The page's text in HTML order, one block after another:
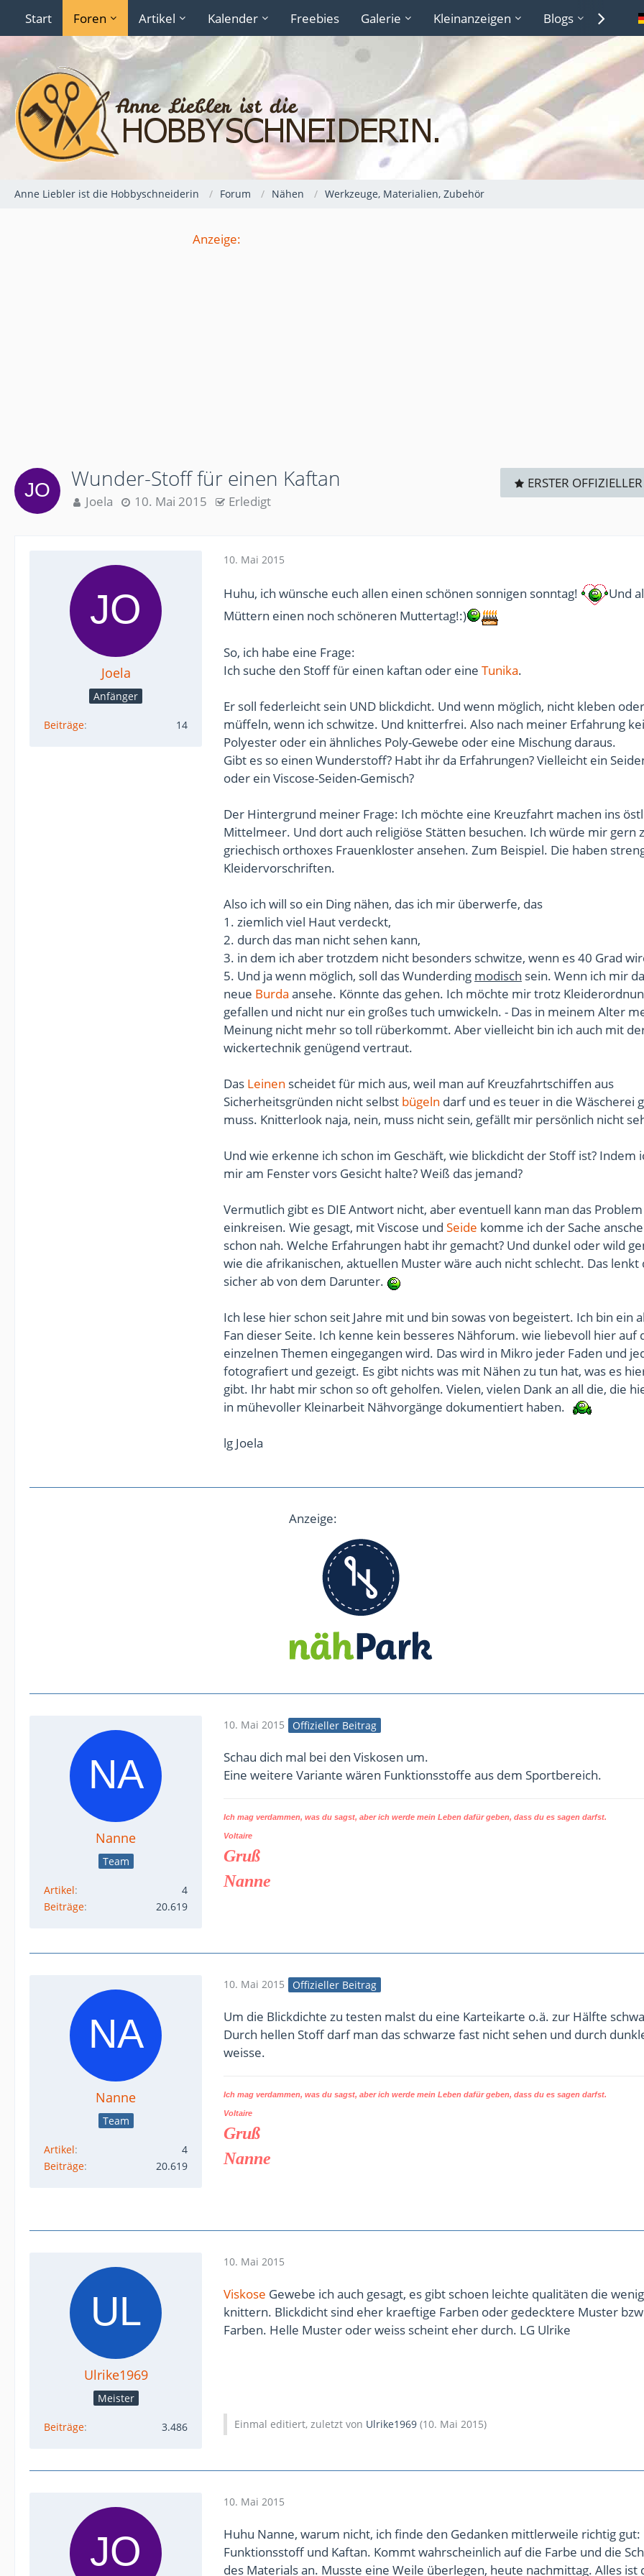
Start Foren Artikel Kalender Freebies Galerie Kleinanzeigen Blogs
Anne Liebler ist die Hobbyschneiderin Forum Nähen Werkzeuge, Materialien, Zubehör
Anzeige:
Wunder-Stoff für einen Kaftan
Joela 10. Mai 2015 Erledigt
ERSTER
Joela
Anfänger
Beiträge 14
10. Mai 2015
Huhu, ich wünsche euch allen einen schönen sonnigen sonntag!
Und
Müttern einen noch schöneren Muttertag!:)
So, ich habe eine Frage:
Ich suche den Stoff für einen kaftan oder eine Tunika.
Er soll federleicht sein UND blickdicht. Und wenn möglich, nicht kleben
müffeln, wenn ich schwitze. Und knitterfrei. Also nach meiner Erfahrung
Polyester oder ein ähnliches Poly-Gewebe oder eine Mischung daraus.
Gibt es so einen Wunderstoff? Habt ihr da Erfahrungen? Vielleicht ein
oder ein Viscose-Seiden-Gemisch?
Der Hintergrund meiner Frage: Ich möchte eine Kreuzfahrt machen ins
Mittelmeer. Und dort auch religiöse Stätten besuchen. Ich würde mir gern
griechisch orthoxes Frauenkloster ansehen. Zum Beispiel. Die haben
Kleidervorschriften.
Also ich will so ein Ding nähen, das ich mir überwerfe, das
1. ziemlich viel Haut verdeckt,
2. durch das man nicht sehen kann,
3. in dem ich aber trotzdem nicht besonders schwitze, wenn es 40 Grad
5. Und ja wenn möglich, soll das Wunderding modisch sein. Wenn ich mir
neue Burda ansehe. Könnte das gehen. Ich möchte mir trotz
gefallen und nicht nur ein großes tuch umwickeln. - Das in meinem Alter
Meinung nicht mehr so toll rüberkommt. Aber vielleicht bin ich auch mit
wickertechnik genügend vertraut.
Das Leinen scheidet für mich aus, weil man auf Kreuzfahrtschiffen aus
Sicherheitsgründen nicht selbst bügeln darf und es teuer in die Wäscherei
muss. Knitterlook naja, nein, muss nicht sein, gefällt mir persönlich nicht
Und wie erkenne ich schon im Geschäft, wie blickdicht der Stoff ist? Indem
mir am Fenster vors Gesicht halte? Weiß das jemand?
Vermutlich gibt es DIE Antwort nicht, aber eventuell kann man das
einkreisen. Wie gesagt, mit Viscose und Seide komme ich der Sache
schon nah. Welche Erfahrungen habt ihr gemacht? Und dunkel oder wild
wie die afrikanischen, aktuellen Muster wäre auch nicht schlecht. Das lenkt
sicher ab von dem Darunter.
Ich lese hier schon seit Jahre mit und bin sowas von begeistert. Ich bin ein
Fan dieser Seite. Ich kenne kein besseres Nähforum. wie liebevoll hier auf
einzelnen Themen eingegangen wird. Das wird in Mikro jeder Faden und
fotografiert und gezeigt. Es gibt nichts was mit Nähen zu tun hat, was es
gibt. Ihr habt mir schon so oft geholfen. Vielen, vielen Dank an all die, die
in mühevoller Kleinarbeit Nähvorgänge dokumentiert haben.
lg Joela
Anzeige:
Nanne
Team
Artikel
4
Beiträge
20.619
10. Mai 2015 Offizieller Beitrag
Schau dich mal bei den Viskosen um.
Eine weitere Variante wären Funktionsstoffe aus dem Sportbereich.
Ich mag verdammen, was du sagst, aber ich werde mein Leben dafür geben, dass du es sagen darfst.
Voltaire
Gruß
Nanne
Nanne
Team
Artikel
4
Beiträge
20.619
10. Mai 2015 Offizieller Beitrag
Um die Blickdichte zu testen malst du eine Karteikarte o.ä. zur Hälfte
Durch hellen Stoff darf man das schwarze fast nicht sehen und durch
weisse.
Ich mag verdammen, was du sagst, aber ich werde mein Leben dafür geben, dass du es sagen darfst.
Voltaire
Gruß
Nanne
Ulrike1969
Meister
Beiträge 3.486
10. Mai 2015
Viskose Gewebe ich auch gesagt, es gibt schoen leichte qualitäten die wenig
knittern. Blickdicht sind eher kraeftige Farben oder gedecktere Muster
Farben. Helle Muster oder weiss scheint eher durch. LG Ulrike
Einmal editiert, zuletzt von Ulrike1969 (10. Mai 2015)
10. Mai 2015
Huhu Nanne, warum nicht, ich finde den Gedanken mittlerweile richtig gut:
Funktionsstoff und Kaftan. Kommt wahrscheinlich auf die Farbe und die
des Materials an. Musste eine Weile überlegen, heute nachmittag. Alles ist